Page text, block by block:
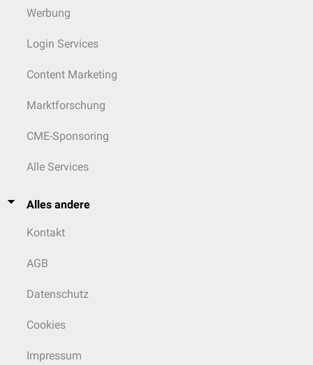
Werbung
Login Services
Content Marketing
Marktforschung
CME-Sponsoring
Alle Services
Alles andere
Kontakt
AGB
Datenschutz
Cookies
Impressum